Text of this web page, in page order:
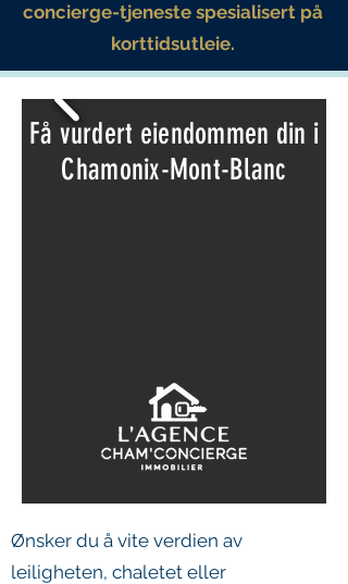
concierge-tjeneste spesialisert på
korttidsutleie.
Få vurdert eiendommen din i
Chamonix-Mont-Blanc
Ønsker du å vite verdien av
leiligheten, chaletet eller